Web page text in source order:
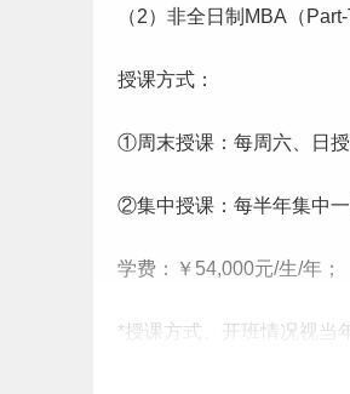
（2）非全日制MBA（
授课方式：
①周末授课：每周六、日授
②集中授课：每半年集中一
学费：￥54,000元/生/年；
*授课方式、开班情况视当